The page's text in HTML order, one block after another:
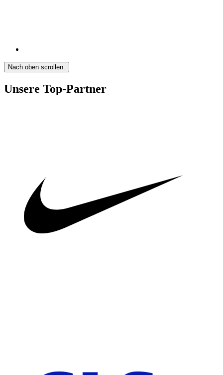
Nach oben scrollen.
Unsere Top-Partner